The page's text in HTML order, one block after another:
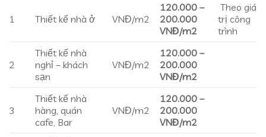
1 Thiết kế nhà ở VNĐ/m2
120.000 –
200.000
VNĐ/m2
Theo giá
trị công
trình
2
Thiết kế nhà
nghỉ – khách
sạn
VNĐ/m2
120.000 –
200.000
VNĐ/m2
3
Thiết kế nhà
hàng, quán
cafe, Bar
VNĐ/m2
120.000 –
200.000
VNĐ/m2